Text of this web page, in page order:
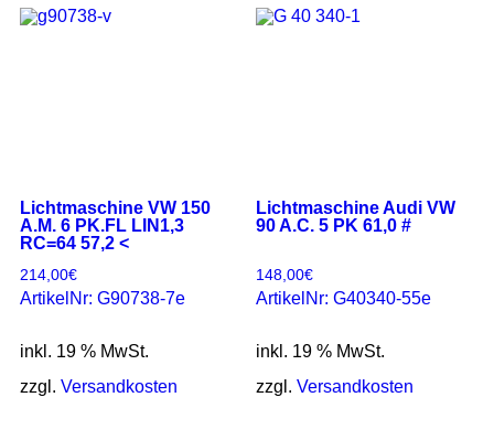
Lichtmaschine VW 150
A.M. 6 PK.FL LIN1,3
RC=64 57,2 <
214,00€
ArtikelNr: G90738-7e
inkl. 19 % MwSt.
zzgl. Versandkosten
Lichtmaschine Audi VW
90 A.C. 5 PK 61,0 #
148,00€
ArtikelNr: G40340-55e
inkl. 19 % MwSt.
zzgl.Versandkosten